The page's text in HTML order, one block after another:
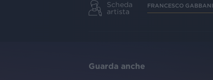
Scheda
artista
FRANCESCO GABBANI
Guarda anche